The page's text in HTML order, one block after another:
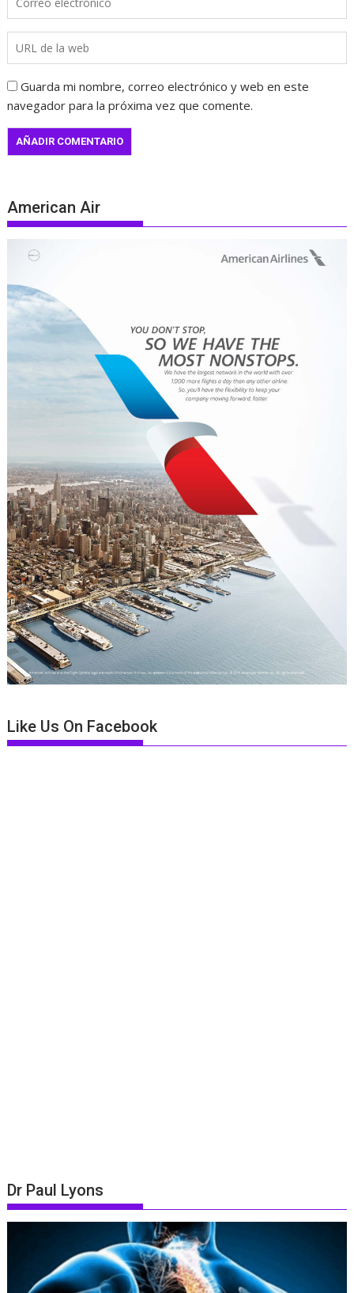
Guarda mi nombre, correo electrónico y web en este
navegador para la próxima vez que comente.
American Air
Like Us On Facebook
Dr Paul Lyons